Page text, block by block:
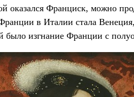
оказался Франциск, можно
в Италии стала
изгнание Франции с